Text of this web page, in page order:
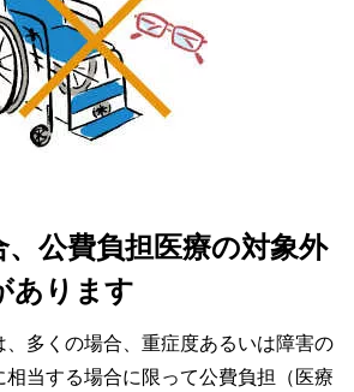
公費負担医療の対象外
あります
多くの場合、重症度あるいは障害の
当する場合に限って公費負担（医療